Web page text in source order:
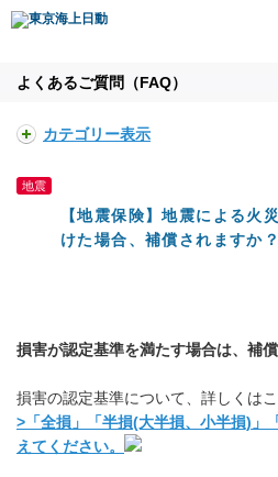
よくあるご質問（FAQ）
カテゴリー表示
地震
【地震保険】地震による火
けた場合、補償されますか？
損害が認定基準を満たす場合は、補償
損害の認定基準について、詳しくは
>「全損」「半損(大半損、小半損)」
えてください。